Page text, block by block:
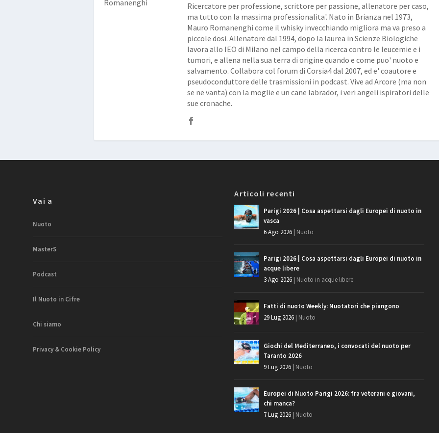
Ricercatore per professione, scrittore per passione, allenatore per caso,
ma tutto con la massima professionalita'. Nato in Brianza nel 1973,
Mauro Romanenghi come il whisky invecchiando migliora ma va preso a
piccole dosi. Allenatore dal 1994, dopo la laurea in Scienze Biologiche
lavora allo IEO di Milano nel campo della ricerca contro le leucemie e i
tumori, e allena nella sua terra di origine quando e come puo' nuoto e
salvamento. Collabora col forum di Corsia4 dal 2007, ed e' coautore e
pseudoconduttore delle trasmissioni in podcast. Vive ad Arcore (ma non
se ne vanta) con la moglie e un cane labrador, i veri angeli ispiratori delle
sue cronache.
Vai a
Nuoto
MasterS
Podcast
Il Nuoto in Cifre
Chi siamo
Privacy & Cookie Policy
Articoli recenti
Parigi 2026 | Cosa aspettarsi dagli Europei di nuoto in
vasca
6 Ago 2026| Nuoto
Parigi 2026 | Cosa aspettarsi dagli Europei di nuoto in
acque libere
3 Ago 2026| Nuoto in acque libere
Fatti di nuoto Weekly: Nuotatori che piangono
29 Lug 2026| Nuoto
Giochi del Mediterraneo, i convocati del nuoto per
Taranto 2026
9 Lug 2026| Nuoto
Europei di Nuoto Parigi 2026: fra veterani e giovani,
chi manca?
7 Lug 2026| Nuoto